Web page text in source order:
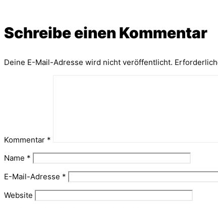
Schreibe einen Kommentar
Deine E-Mail-Adresse wird nicht veröffentlicht.
Kommentar *
Name *
E-Mail-Adresse *
Website